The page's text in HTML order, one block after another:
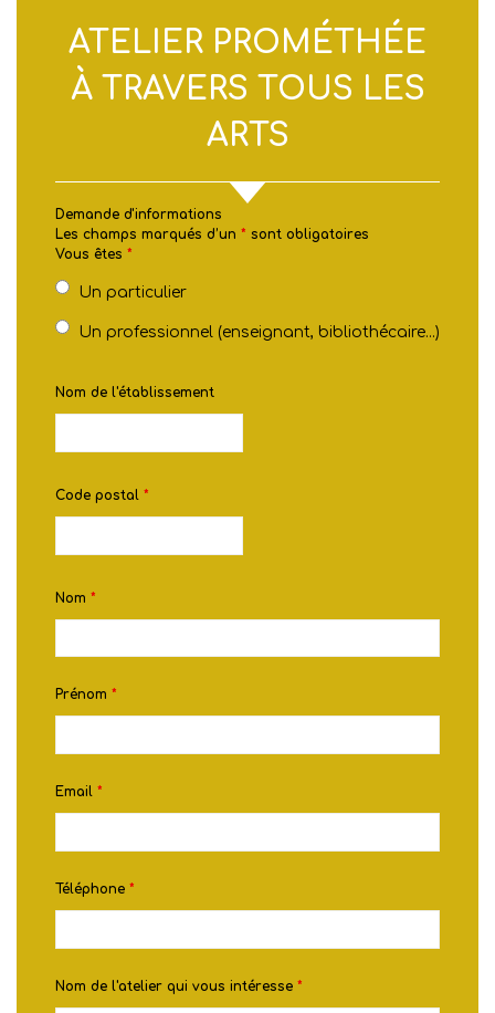
ATELIER PROMÉTHÉE
À TRAVERS TOUS LES
ARTS
Demande d'informations
Les champs marqués d’un * sont obligatoires
Vous êtes *
Un particulier
Un professionnel (enseignant, bibliothécaire...)
Nom de l'établissement
Code postal *
Nom *
Prénom *
Email *
Téléphone *
Nom de l'atelier qui vous intéresse *